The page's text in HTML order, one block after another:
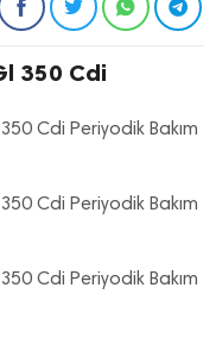
350 Cdi
Cdi Periyodik Bakım
Cdi Periyodik Bakım
Cdi Periyodik Bakım